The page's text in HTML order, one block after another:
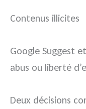
Contenus illicites
Google Suggest
abus ou liberté
Deux décisions